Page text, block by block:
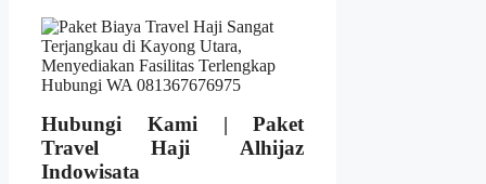
Hubungi Kami | Paket
Travel Haji Alhijaz
Indowisata